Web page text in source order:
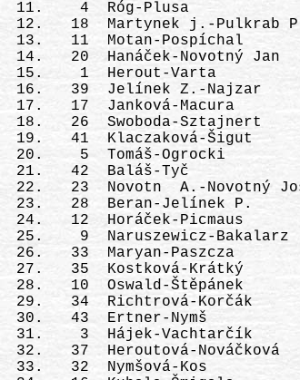
11.    4  Róg-Plusa
12.   18  Martynek j.-Pulkrab
13.   11  Motan-Pospíchal
14.   20  Hanáček-Novotný
15.    1  Herout-Varta
16.   39  Jelínek Z.-Najzar
17.   17  Janková-Macura
18.   26  Swoboda-Sztajnert
19.   41  Klaczaková-Šigut
20.    5  Tomáš-Ogrocki
21.   42  Baláš-Tyč
22.   23  Novotn  A.-Novotný
23.   28  Beran-Jelínek P.
24.   12  Horáček-Picmaus
25.    9  Naruszewicz-
26.   33  Maryan-Paszcza
27.   35  Kostková-Krátký
28.   10  Oswald-Štěpánek
29.   34  Richtrová-Korčák
30.   43  Ertner-Nymš
31.    3  Hájek-Vachtarčík
32.   37  Heroutová-
33.   32  Nymšová-Kos